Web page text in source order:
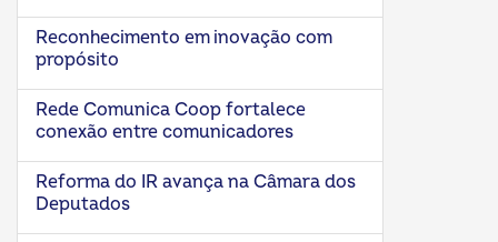
Reconhecimento em inovação com
propósito
Rede Comunica Coop fortalece
conexão entre comunicadores
Reforma do IR avança na Câmara dos
Deputados